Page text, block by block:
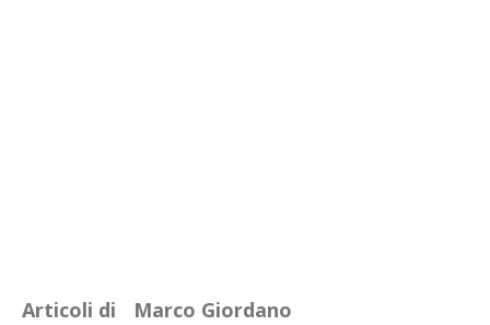
Articoli di Marco Giordano